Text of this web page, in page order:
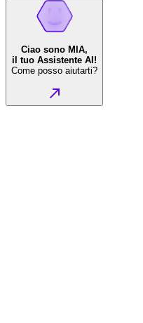
Ciao sono MIA,
il tuo Assistente AI!
Come posso aiutarti?